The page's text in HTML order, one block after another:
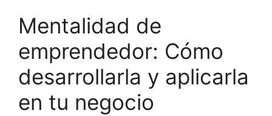
Mentalidad de
emprendedor: Cómo
desarrollarla y aplicarla
en tu negocio